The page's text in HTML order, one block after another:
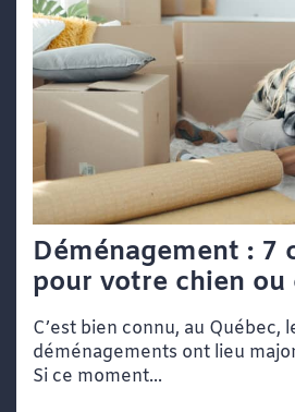
Déménagement : 7
pour votre chien ou
C’est bien connu, au Québec,
déménagements ont lieu
Si ce moment...